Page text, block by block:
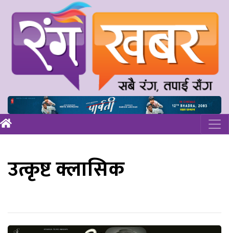
उत्कृष्ट क्लासिक